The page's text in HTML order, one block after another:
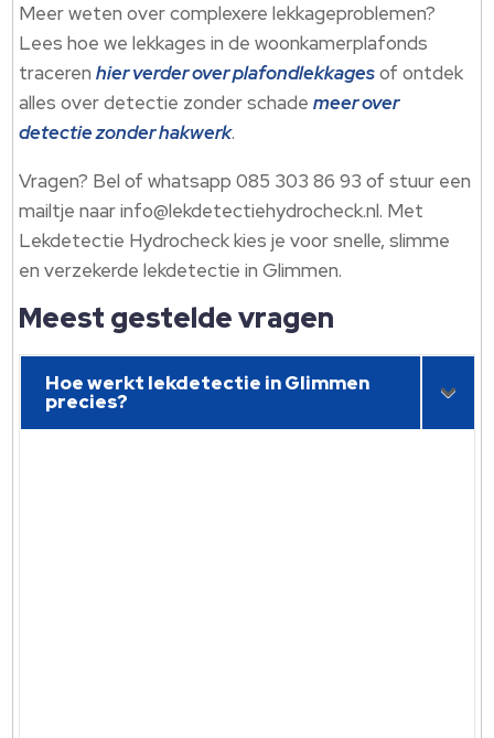
Meer weten over complexere lekkageproblemen?
Lees hoe we lekkages in de woonkamerplafonds
tracerenhier verder over plafondlekkagesof ontdek
alles over detectie zonder schademeer over
detectie zonder hakwerk.
Vragen? Bel of whatsapp 085 303 86 93 of stuur een
mailtje naar info@lekdetectiehydrocheck.nl. Met
Lekdetectie Hydrocheck kies je voor snelle, slimme
en verzekerde lekdetectie in Glimmen.
Meest gestelde vragen
Hoe werkt lekdetectie in Glimmen
precies?